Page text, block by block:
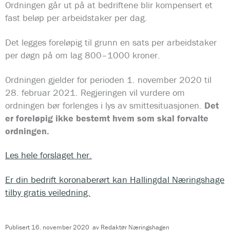
Ordningen går ut på at bedriftene blir kompensert et
fast beløp per arbeidstaker per dag.
Det legges foreløpig til grunn en sats per arbeidstaker
per døgn på om lag 800–1000 kroner.
Ordningen gjelder for perioden 1. november 2020 til
28. februar 2021. Regjeringen vil vurdere om
ordningen bør forlenges i lys av smittesituasjonen. Det
er foreløpig ikke bestemt hvem som skal forvalte
ordningen.
Les hele forslaget her.
Er din bedrift koronaberørt kan Hallingdal Næringshage
tilby gratis veiledning.
Publisert 16. november 2020 av Redaktør Næringshagen